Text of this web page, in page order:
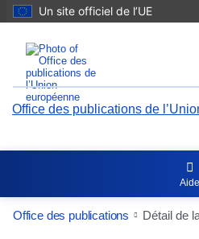
Un site officiel de l’UE
Office des publications de
Aide
Office des publications Détail de